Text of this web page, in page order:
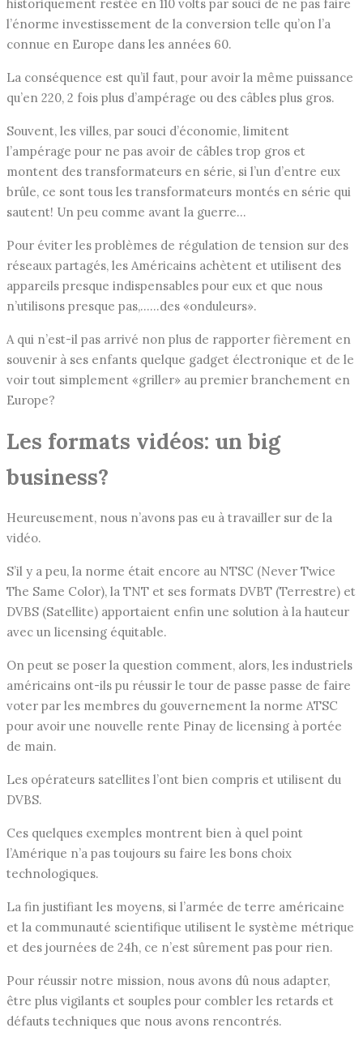
historiquement restée en 110 volts par souci de ne pas faire
l’énorme investissement de la conversion telle qu’on l’a
connue en Europe dans les années 60.
La conséquence est qu’il faut, pour avoir la même puissance
qu’en 220, 2 fois plus d’ampérage ou des câbles plus gros.
Souvent, les villes, par souci d’économie, limitent
l’ampérage pour ne pas avoir de câbles trop gros et
montent des transformateurs en série, si l’un d’entre eux
brûle, ce sont tous les transformateurs montés en série qui
sautent! Un peu comme avant la guerre…
Pour éviter les problèmes de régulation de tension sur des
réseaux partagés, les Américains achètent et utilisent des
appareils presque indispensables pour eux et que nous
n’utilisons presque pas,……des «onduleurs».
A qui n’est-il pas arrivé non plus de rapporter fièrement en
souvenir à ses enfants quelque gadget électronique et de le
voir tout simplement «griller» au premier branchement en
Europe?
Les formats vidéos: un big
business?
Heureusement, nous n’avons pas eu à travailler sur de la
vidéo.
S’il y a peu, la norme était encore au NTSC (Never Twice
The Same Color), la TNT et ses formats DVBT (Terrestre) et
DVBS (Satellite) apportaient enfin une solution à la hauteur
avec un licensing équitable.
On peut se poser la question comment, alors, les industriels
américains ont-ils pu réussir le tour de passe passe de faire
voter par les membres du gouvernement la norme ATSC
pour avoir une nouvelle rente Pinay de licensing à portée
de main.
Les opérateurs satellites l’ont bien compris et utilisent du
DVBS.
Ces quelques exemples montrent bien à quel point
l’Amérique n’a pas toujours su faire les bons choix
technologiques.
La fin justifiant les moyens, si l’armée de terre américaine
et la communauté scientifique utilisent le système métrique
et des journées de 24h, ce n’est sûrement pas pour rien.
Pour réussir notre mission, nous avons dû nous adapter,
être plus vigilants et souples pour combler les retards et
défauts techniques que nous avons rencontrés.